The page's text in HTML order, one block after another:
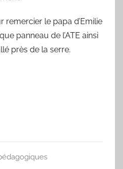
remercier le papa d’Emilie
panneau de l’ATE ainsi
près de la serre.